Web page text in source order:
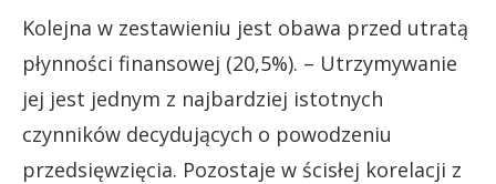
Kolejna w zestawieniu jest obawa przed utratą
płynności finansowej (20,5%). – Utrzymywanie
jej jest jednym z najbardziej istotnych
czynników decydujących o powodzeniu
przedsięwzięcia. Pozostaje w ścisłej korelacji z